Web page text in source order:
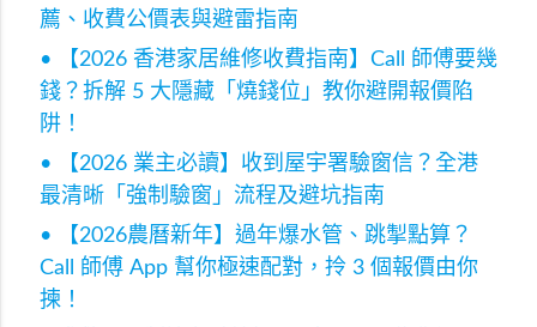
薦、收費公價表與避雷指南
• 【2026 香港家居維修收費指南】Call 師傅要幾
錢？拆解 5 大隱藏「燒錢位」教你避開報價陷
阱！
• 【2026 業主必讀】收到屋宇署驗窗信？全港
最清晰「強制驗窗」流程及避坑指南
• 【2026農曆新年】過年爆水管、跳掣點算？
Call 師傅 App 幫你極速配對，拎 3 個報價由你
揀！